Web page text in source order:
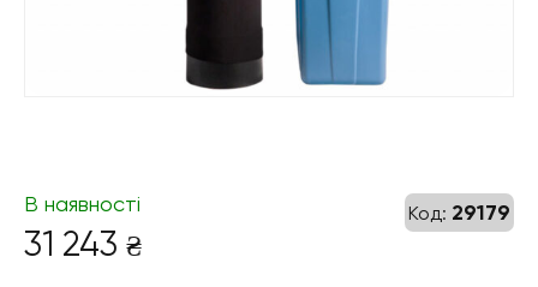
Код: 29179
В наявності
31 243 ₴